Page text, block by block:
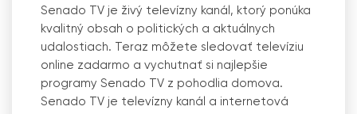
Senado TV je živý televízny kanál, ktorý ponúka
kvalitný obsah o politických a aktuálnych
udalostiach. Teraz môžete sledovať televíziu
online zadarmo a vychutnať si najlepšie
programy Senado TV z pohodlia domova.
Senado TV je televízny kanál a internetová